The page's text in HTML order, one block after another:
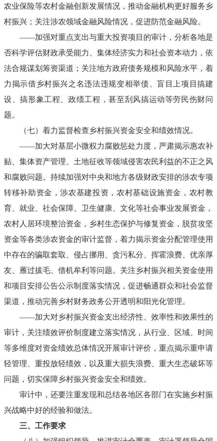
农业保险等农村金融创新发展情况，推动金融机构更好服务乡
村振兴；关注涉农领域金融风险情况，促进防范金融风险。
——加强对重点支出与重大投资项目的审计，分析各地是
否科学评估财政承受能力、集体经济实力和社会资本动力，依
法合规谋划筹资渠道；关注地方政府债务规模和风险水平，着
力揭示借乡村振兴之名违法违规变相举债、盲目上项目搞建
设、搞形象工程、政绩工程，甚至刮风搞运动等劳民伤财问
题。
（七）着力监督检查乡村振兴资金安全和绩效情况。
——加大对基层小微权力腐败惩处力度，严肃揭示惠农补
贴、集体资产管理、土地征收等领域侵害农民利益的不正之风
和腐败问题。持续加强对中央和地方各级财政安排的涉农专项
转移补助资金，涉农基建投资，农村基础设施资金，农村教
育、就业、社会保障、卫生健康、文化等社会事业发展资金，
农村人居环境整治资金，乡村生态保护与修复资金，脱贫攻坚
资金等各类涉农资金的审计监督，着力揭示资金分配管理使用
中存在的骗取套取、侵占挪用、贪污私分、挥霍浪费、优亲厚
友、雁过拔毛、借机牟利等问题。关注乡村振兴相关资金使用
和项目安排公告公示制度落实情况，促进畅通群众和社会监督
渠道，推动完善乡村财务政务公开透明和阳光化管理。
——加大对乡村振兴资金支出经济性、效率性和效果性的
审计，关注绩效评价制度建立落实情况，从行业、区域、时间
等多维度对资金绩效总体情况开展审计评价，重点揭示重申请
轻管理、重投放轻绩效，以及重大损失浪费、重大生态破坏等
问题，切实保障乡村振兴资金安全和绩效。
审计中，还要注重发现和总结各地区各部门在实施乡村振
兴战略中好的经验和做法。
三、工作要求